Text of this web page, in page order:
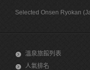
Selected Onsen Ryokan
溫泉旅館列表
人氣排名